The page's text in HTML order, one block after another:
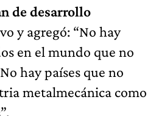
de desarrollo
y agregó: “No hay
en el mundo que no
hay países que no
metalmecánica como